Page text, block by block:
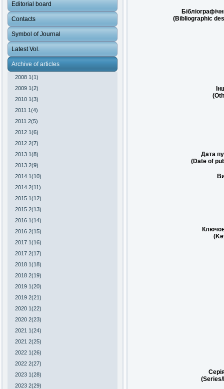
Editorial board
Contacts
Symbol of Journal
Latest Vol.
Archive of articles
2008 1(1)
2009 1(2)
2010 1(3)
2011 1(4)
2011 2(5)
2012 1(6)
2012 2(7)
2013 1(8)
2013 2(9)
2014 1(10)
2014 2(11)
2015 1(12)
2015 2(13)
2016 1(14)
2016 2(15)
2017 1(16)
2017 2(17)
2018 1(18)
2018 2(19)
2019 1(20)
2019 2(21)
2020 1(22)
2020 2(23)
2021 1(24)
2021 2(25)
2022 1(26)
2022 2(27)
2023 1(28)
2023 2(29)
(Bibliographic
Дата
(Date of